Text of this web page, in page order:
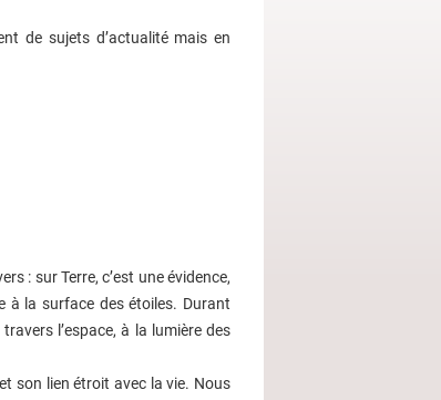
de sujets d’actualité mais en
: sur Terre, c’est une évidence,
à la surface des étoiles. Durant
l’espace, à la lumière des
son lien étroit avec la vie. Nous